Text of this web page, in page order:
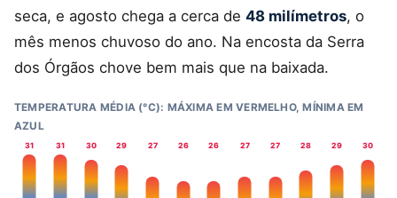
seca, e agosto chega a cerca de 48 milímetros, o
mês menos chuvoso do ano. Na encosta da Serra
dos Órgãos chove bem mais que na baixada.
TEMPERATURA MÉDIA (°C): MÁXIMA EM VERMELHO, MÍNIMA EM
AZUL
31 31 30 29 27 26 26 27 27 28 29 30